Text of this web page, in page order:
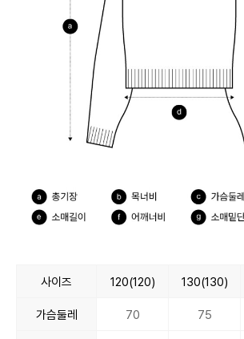
사이즈 120(120) 130(130)
가슴둘레 70 75